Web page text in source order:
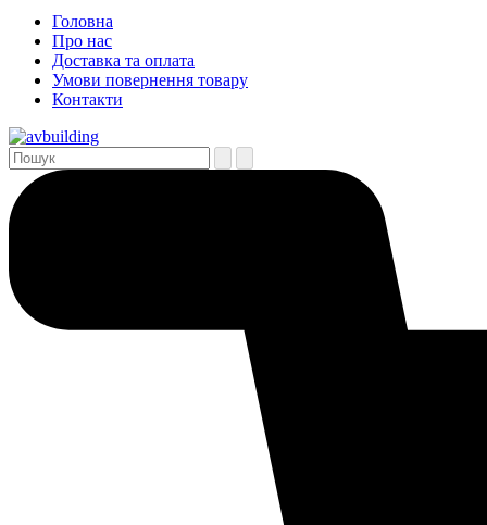
Головна
Про нас
Доставка та оплата
Умови повернення товару
Контакти